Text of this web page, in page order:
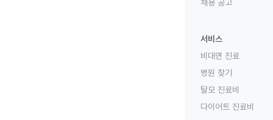
채용 공고
서비스
비대면 진료
병원 찾기
탈모 진료비
다이어트 진료비